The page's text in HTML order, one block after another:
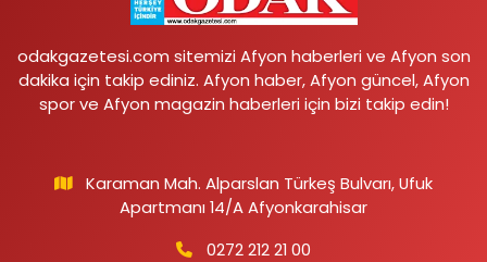
odakgazetesi.com sitemizi Afyon haberleri ve Afyon son
dakika için takip ediniz. Afyon haber, Afyon güncel, Afyon
spor ve Afyon magazin haberleri için bizi takip edin!
Karaman Mah. Alparslan Türkeş Bulvarı, Ufuk
Apartmanı 14/A Afyonkarahisar
0272 212 21 00